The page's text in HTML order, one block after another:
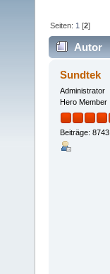
Seiten: 1 [2]
Autor
Sundtek
Administrator
Hero Member
Beiträge: 8743